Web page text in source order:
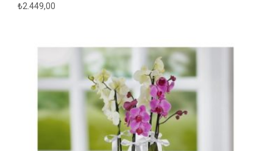
₺2.449,00